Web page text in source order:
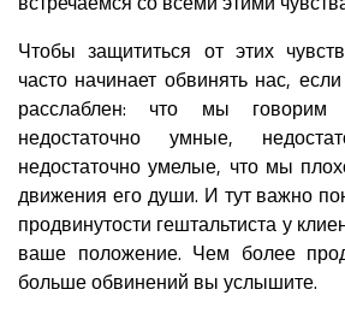
Чтобы защититься от этих
часто начинает обвинять нас,
расслаблен: что мы
недостаточно умные,
недостаточно умелые, что мы
движения его души. И тут важно
продвинутости гештальтиста у
ваше положение. Чем более
больше обвинений вы услышите.